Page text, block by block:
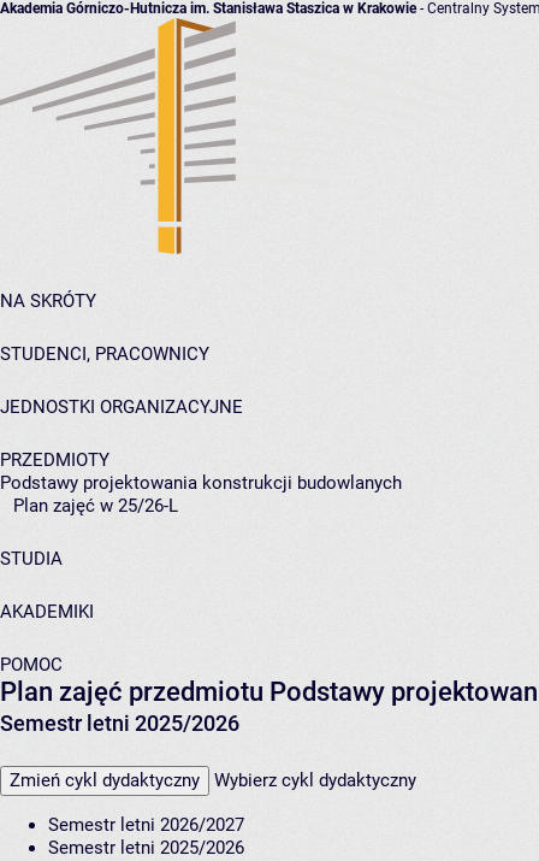
Akademia Górniczo-Hutnicza im. Stanisława Staszica w Krakowie- Centralny
NA SKRÓTY
STUDENCI, PRACOWNICY
JEDNOSTKI ORGANIZACYJNE
PRZEDMIOTY
Podstawy projektowania konstrukcji budowlanych
Plan zajęć w 25/26-L
STUDIA
AKADEMIKI
POMOC
Plan zajęć przedmiotu Podstawy
Semestr letni 2025/2026
Zmień cykl dydaktyczny Wybierz cykl dydaktyczny
Semestr letni 2026/2027
Semestr letni 2025/2026